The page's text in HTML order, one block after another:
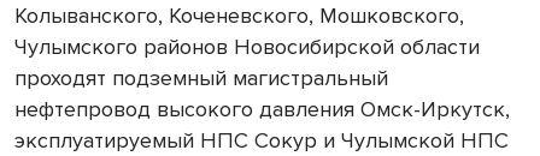
Колыванского, Коченевского, Мошковского,
Чулымского районов Новосибирской области
проходят подземный магистральный
нефтепровод высокого давления Омск-Иркутск,
эксплуатируемый НПС Сокур и Чулымской НПС